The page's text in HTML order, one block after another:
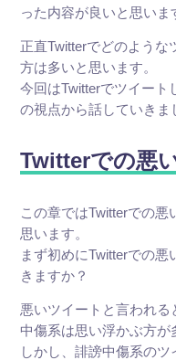
った内容が良いと思いま
正直Twitterでどのような
方は多いと思います。
今回はTwitterでツイート
の視点から話していきま
Twitterでの悪
この章ではTwitterでの悪
思います。
まず初めにTwitterでの
きますか？
悪いツイートと言われ
中傷系は思い浮かぶ方が
しかし、誹謗中傷系の